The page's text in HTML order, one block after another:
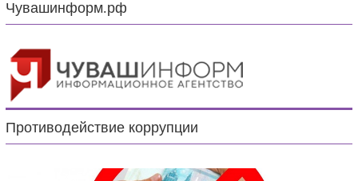
Чувашинформ.рф
Противодействие коррупции